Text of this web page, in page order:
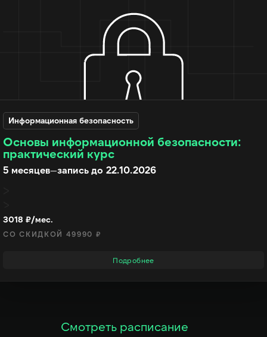
Информационная безопасность
Основы информационной безопасности:
практический курс
5 месяцев—запись до 22.10.2026
3018 ₽/мес.
СО СКИДКОЙ 49990 ₽
Подробнее
Смотреть расписание